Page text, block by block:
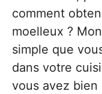
comment
moelleux ?
simple que
dans votre
vous avez